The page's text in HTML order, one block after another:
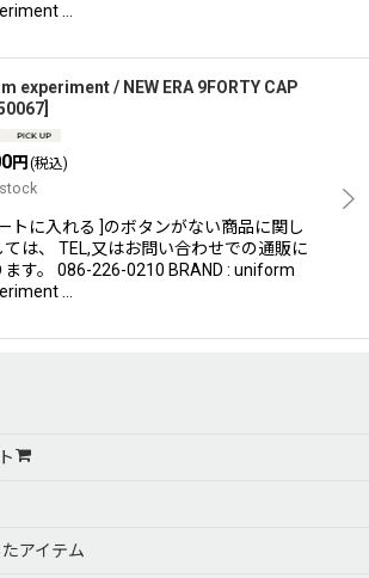
…
experiment / NEW ERA 9FORTY CAP
円 (税込)
トに入れる ]のボタンがない商品に関し
ては、 TEL,又はお問い合わせでの通販に
ます。 086-226-0210 BRAND : uniform
…
アイテム